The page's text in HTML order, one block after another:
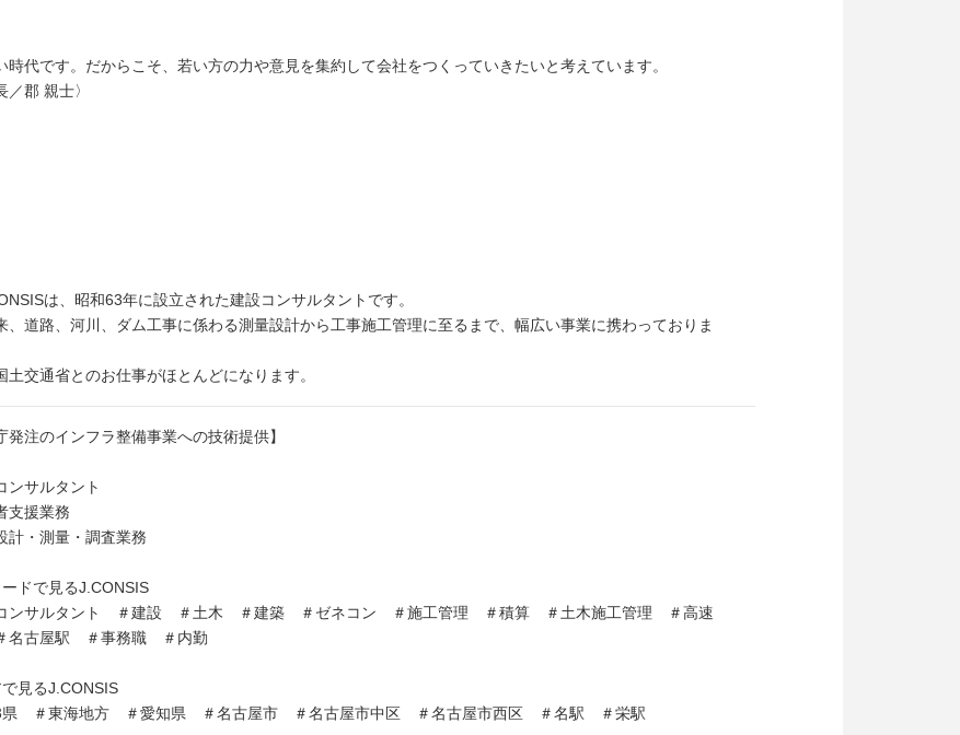
時代です。だからこそ、若い方の力や意見を集約して会社をつくっていきたいと考えています。
／郡 親士〉
は、昭和63年に設立された建設コンサルタントです。
、道路、河川、ダム工事に係わる測量設計から工事施工管理に至るまで、幅広い事業に携わっておりま
土交通省とのお仕事がほとんどになります。
発注のインフラ整備事業への技術提供】
ンサルタント
支援業務
計・測量・調査業務
ドで見るJ.CONSIS
ンサルタント ＃建設 ＃土木 ＃建築 ＃ゼネコン ＃施工管理 ＃積算 ＃土木施工管理 ＃高速
名古屋駅 ＃事務職 ＃内勤
見るJ.CONSIS
県 ＃東海地方 ＃愛知県 ＃名古屋市 ＃名古屋市中区 ＃名古屋市西区 ＃名駅 ＃栄駅